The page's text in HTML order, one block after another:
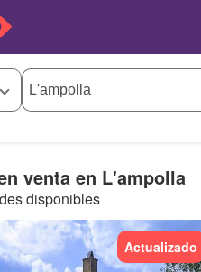
venta en L'ampolla
disponibles
Actualizado